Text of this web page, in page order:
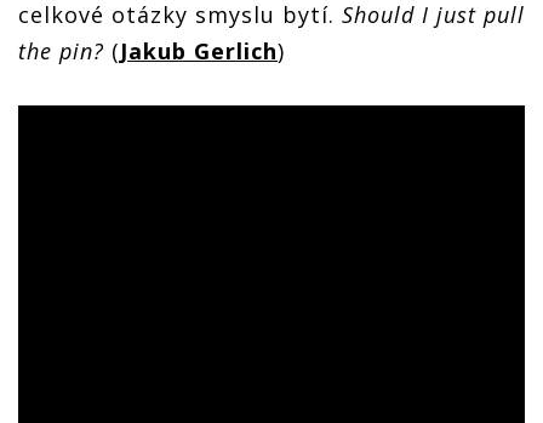
celkové otázky smyslu bytí. Should I just pull
the pin? (Jakub Gerlich)